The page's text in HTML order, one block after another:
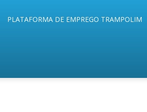
PLATAFORMA DE EMPREGO TRAMPOLIM